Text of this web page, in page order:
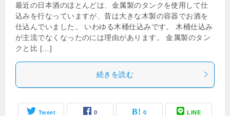
最近の日本酒のほとんどは、金属製のタンクを使用して仕
込みを行なっていますが、昔は大きな木製の容器でお酒を
仕込んでいました。 いわゆる木桶仕込みです。 木桶仕込み
が主流でなくなったのには理由があります。 金属製のタン
クと比 […]
続きを読む
Tweet 0 0 LINE